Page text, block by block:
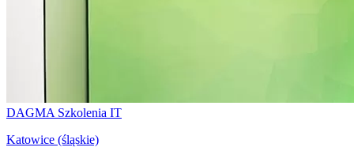
DAGMA Szkolenia IT
Katowice (śląskie)